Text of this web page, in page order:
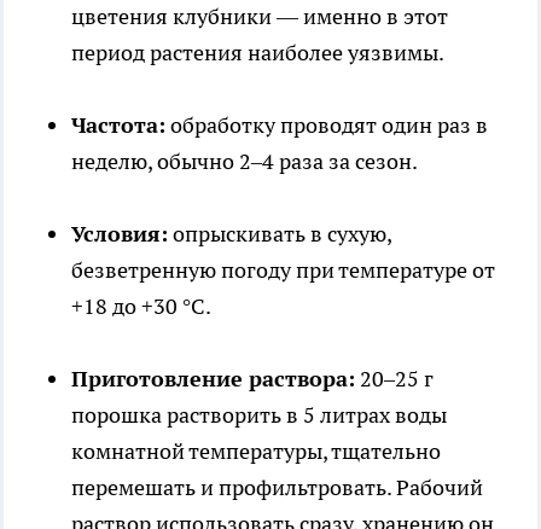
цветения клубники — именно в этот
период растения наиболее уязвимы.
Частота: обработку проводят один раз в
неделю, обычно 2–4 раза за сезон.
Условия: опрыскивать в сухую,
безветренную погоду при температуре от
+18 до +30 °C.
Приготовление раствора: 20–25 г
порошка растворить в 5 литрах воды
комнатной температуры, тщательно
перемешать и профильтровать. Рабочий
раствор использовать сразу, хранению он